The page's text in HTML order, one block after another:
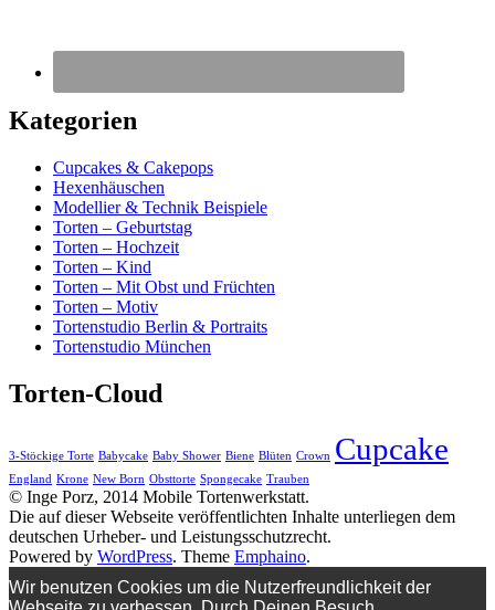
Kategorien
Cupcakes & Cakepops
Hexenhäuschen
Modellier & Technik Beispiele
Torten – Geburtstag
Torten – Hochzeit
Torten – Kind
Torten – Mit Obst und Früchten
Torten – Motiv
Tortenstudio Berlin & Portraits
Tortenstudio München
Torten-Cloud
3-Stöckige Torte Babycake Baby Shower Biene Blüten Crown Cupcake
England Krone New Born Obsttorte Spongecake Trauben
© Inge Porz, 2014 Mobile Tortenwerkstatt.
Die auf dieser Webseite veröffentlichten Inhalte unterliegen dem
deutschen Urheber- und Leistungsschutzrecht.
Powered by WordPress. Theme Emphaino.
Wir benutzen Cookies um die Nutzerfreundlichkeit der